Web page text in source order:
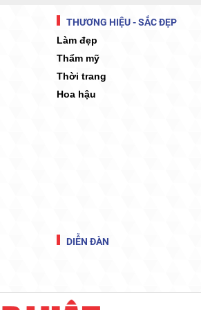
THƯƠNG HIỆU - SẮC ĐẸP
Làm đẹp
Thẩm mỹ
Thời trang
Hoa hậu
DIỄN ĐÀN